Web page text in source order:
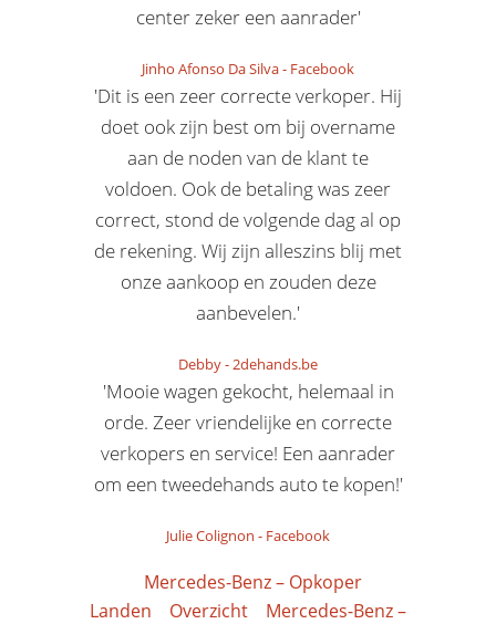
center zeker een aanrader'
Jinho Afonso Da Silva- Facebook
'Dit is een zeer correcte verkoper. Hij
doet ook zijn best om bij overname
aan de noden van de klant te
voldoen. Ook de betaling was zeer
correct, stond de volgende dag al op
de rekening. Wij zijn alleszins blij met
onze aankoop en zouden deze
aanbevelen.'
Debby-2dehands.be
'Mooie wagen gekocht, helemaal in
orde. Zeer vriendelijke en correcte
verkopers en service! Een aanrader
om een tweedehands auto te kopen!'
Julie Colignon - Facebook
Mercedes-Benz – Opkoper
Landen
Overzicht
Mercedes-Benz –